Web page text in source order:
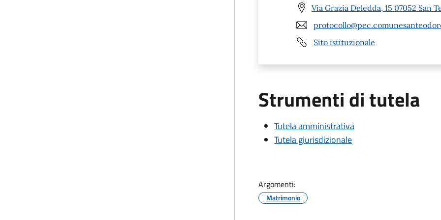
Via Grazia Deledda, 15 07052 San
Sito istituzionale
Strumenti di tutela
Tutela amministrativa
Tutela giurisdizionale
Argomenti:
Matrimonio